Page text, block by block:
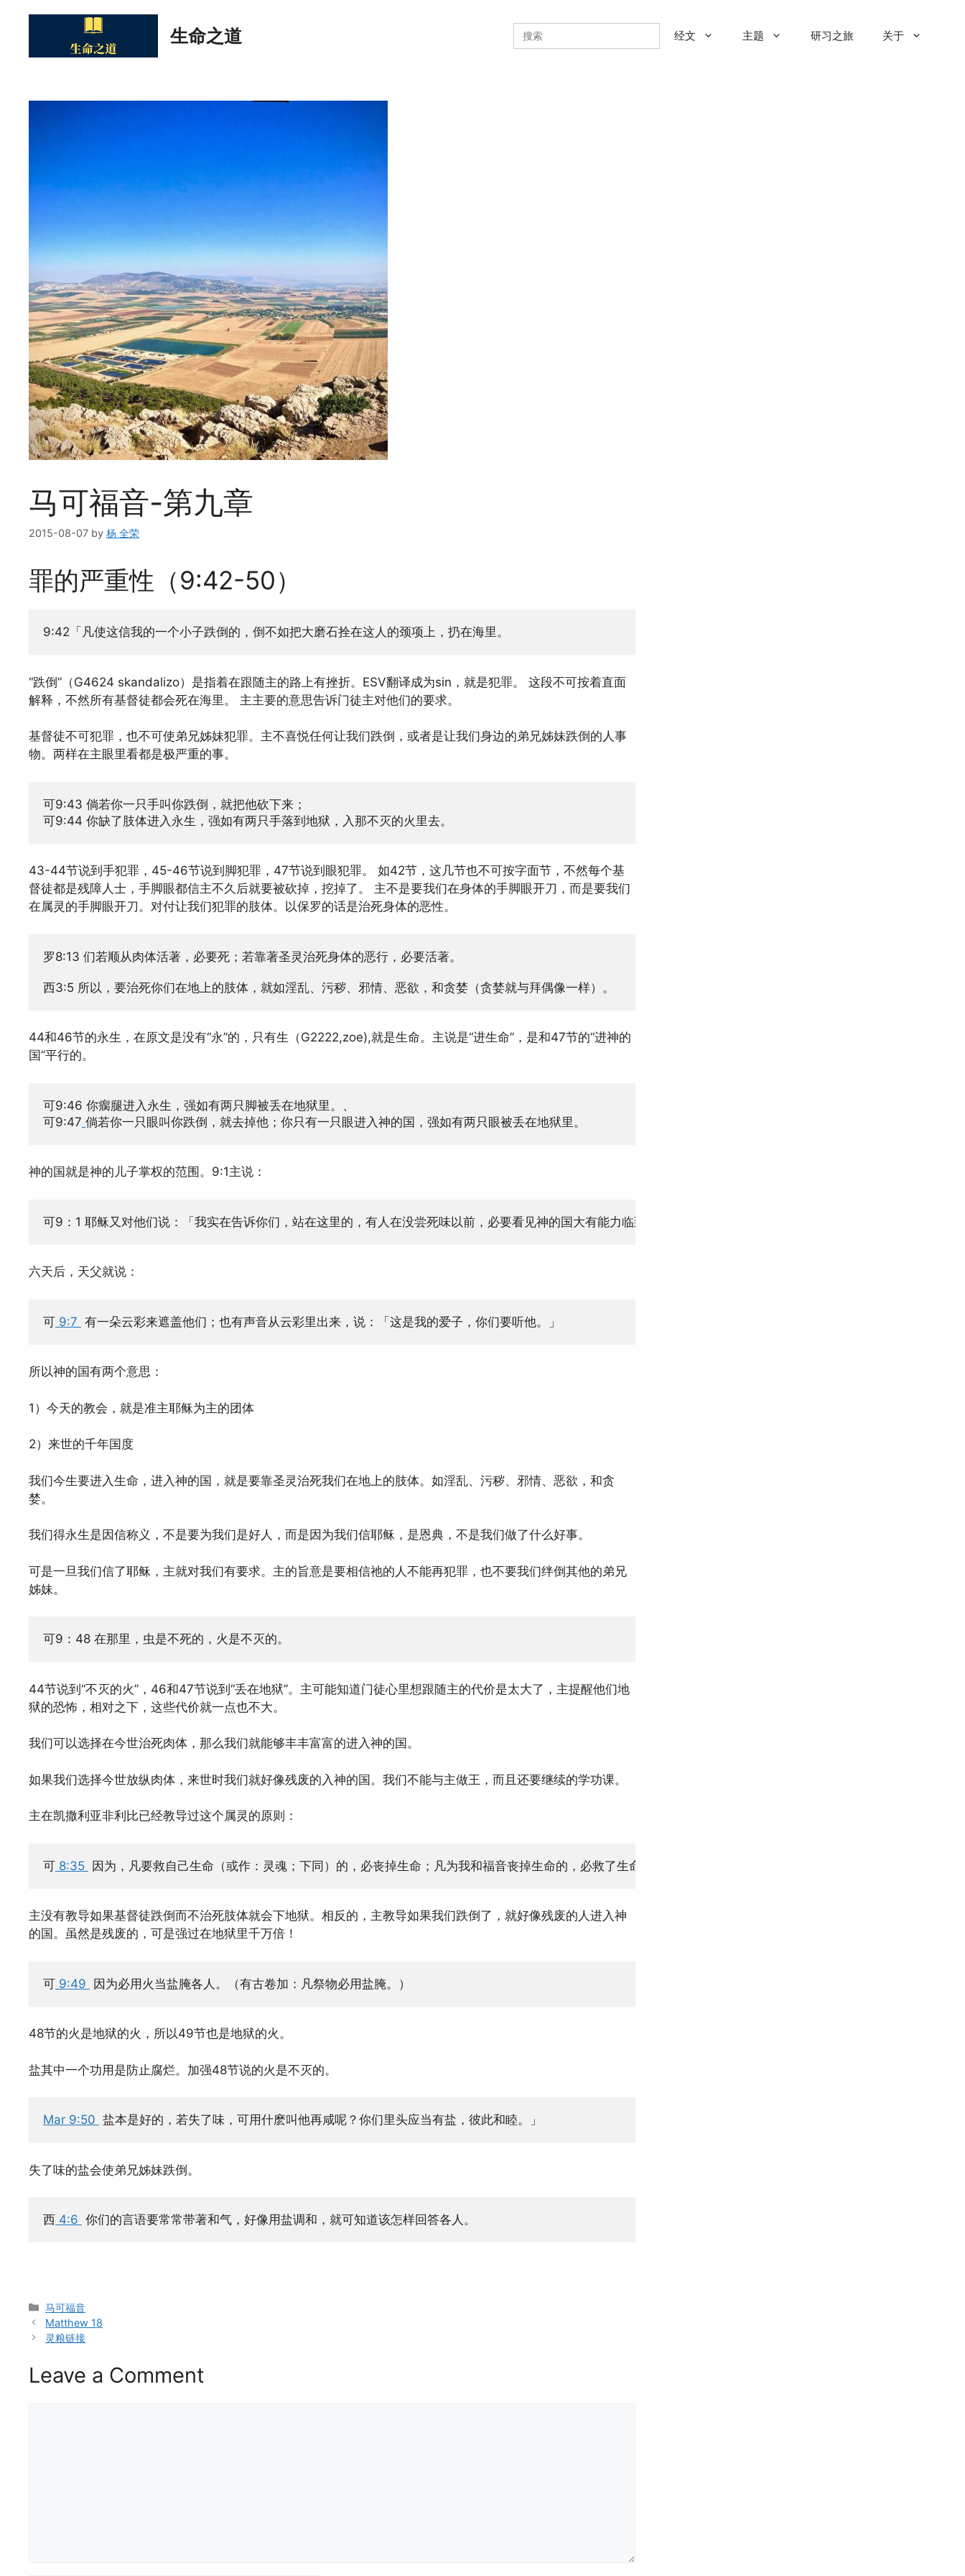
生命之道
Search
for:
经文 主题 研习之旅 关于
马可福音-第九章
2015-08-07 by 杨 全荣
罪的严重性（9:42-50）
“跌倒”（G4624 skandalizo）是指着在跟随主的路上有挫折。ESV翻译成为sin，就是犯罪。 这段不可按着直面
解释，不然所有基督徒都会死在海里。 主主要的意思告诉门徒主对他们的要求。
基督徒不可犯罪，也不可使弟兄姊妹犯罪。主不喜悦任何让我们跌倒，或者是让我们身边的弟兄姊妹跌倒的人事
物。两样在主眼里看都是极严重的事。
可9:43 倘若你一只手叫你跌倒，就把他砍下来；
可9:44 你缺了肢体进入永生，强如有两只手落到地狱，入那不灭的火里去。
43-44节说到手犯罪，45-46节说到脚犯罪，47节说到眼犯罪。 如42节，这几节也不可按字面节，不然每个基
督徒都是残障人士，手脚眼都信主不久后就要被砍掉，挖掉了。 主不是要我们在身体的手脚眼开刀，而是要我们
在属灵的手脚眼开刀。对付让我们犯罪的肢体。以保罗的话是治死身体的恶性。
罗8:13 们若顺从肉体活著，必要死；若靠著圣灵治死身体的恶行，必要活著。
西3:5
44和46节的永生，在原文是没有“永”的，只有生（G2222,zoe),就是生命。主说是“进生命”，是和47节的“进神的
国”平行的。
可9:47 倘若你一只眼叫你跌倒，就去掉他；你只有一只眼进入神的国，强如有两只眼被丢在地狱里。
神的国就是神的儿子掌权的范围。9:1主说：
可9：1
六天后，天父就说：
可 9:7 有一朵云彩来遮盖他们；也有声音从云彩里出来，说：「这是我的爱子，你们要听他。」
所以神的国有两个意思：
1）今天的教会，就是准主耶稣为主的团体
2）来世的千年国度
我们今生要进入生命，进入神的国，就是要靠圣灵治死我们在地上的肢体。 如淫乱、污秽、邪情、恶欲，和贪
婪。
我们得永生是因信称义，不是要为我们是好人，而是因为我们信耶稣，是恩典，不是我们做了什么好事。
可是一旦我们信了耶稣，主就对我们有要求。主的旨意是要相信祂的人不能再犯罪，也不要我们绊倒其他的弟兄
姊妹。
可9：48 在那里，虫是不死的，火是不灭的。
44节说到“不灭的火”，46和47节说到“丢在地狱”。主可能知道门徒心里想跟随主的代价是太大了，主提醒他们地
狱的恐怖，相对之下，这些代价就一点也不大。
我们可以选择在今世治死肉体，那么我们就能够丰丰富富的进入神的国。
如果我们选择今世放纵肉体，来世时我们就好像残废的入神的国。我们不能与主做王，而且还要继续的学功课。
主在凯撒利亚非利比已经教导过这个属灵的原则：
可 8:35 因为，凡要救自己生命（或作：灵魂；下同）的，必丧掉生命；凡为我和福音丧掉生命的，必救了生命。
主没有教导如果基督徒跌倒而不治死肢体就会下地狱。相反的，主教导如果我们跌倒了，就好像残废的人进入神
的国。虽然是残废的，可是强过在地狱里千万倍！
可 9:49 因为必用火当盐腌各人。（有古卷加：凡祭物必用盐腌。）
48节的火是地狱的火，所以49节也是地狱的火。
盐其中一个功用是防止腐烂。加强48节说的火是不灭的。
Mar 9:50 盐本是好的，若失了味，可用什麽叫他再咸呢？你们里头应当有盐，彼此和睦。」
失了味的盐会使弟兄姊妹跌倒。
西 4:6 你们的言语要常常带著和气，好像用盐调和，就可知道该怎样回答各人。
Categories
马可福音
Matthew 18
灵粮链接
Leave a Comment